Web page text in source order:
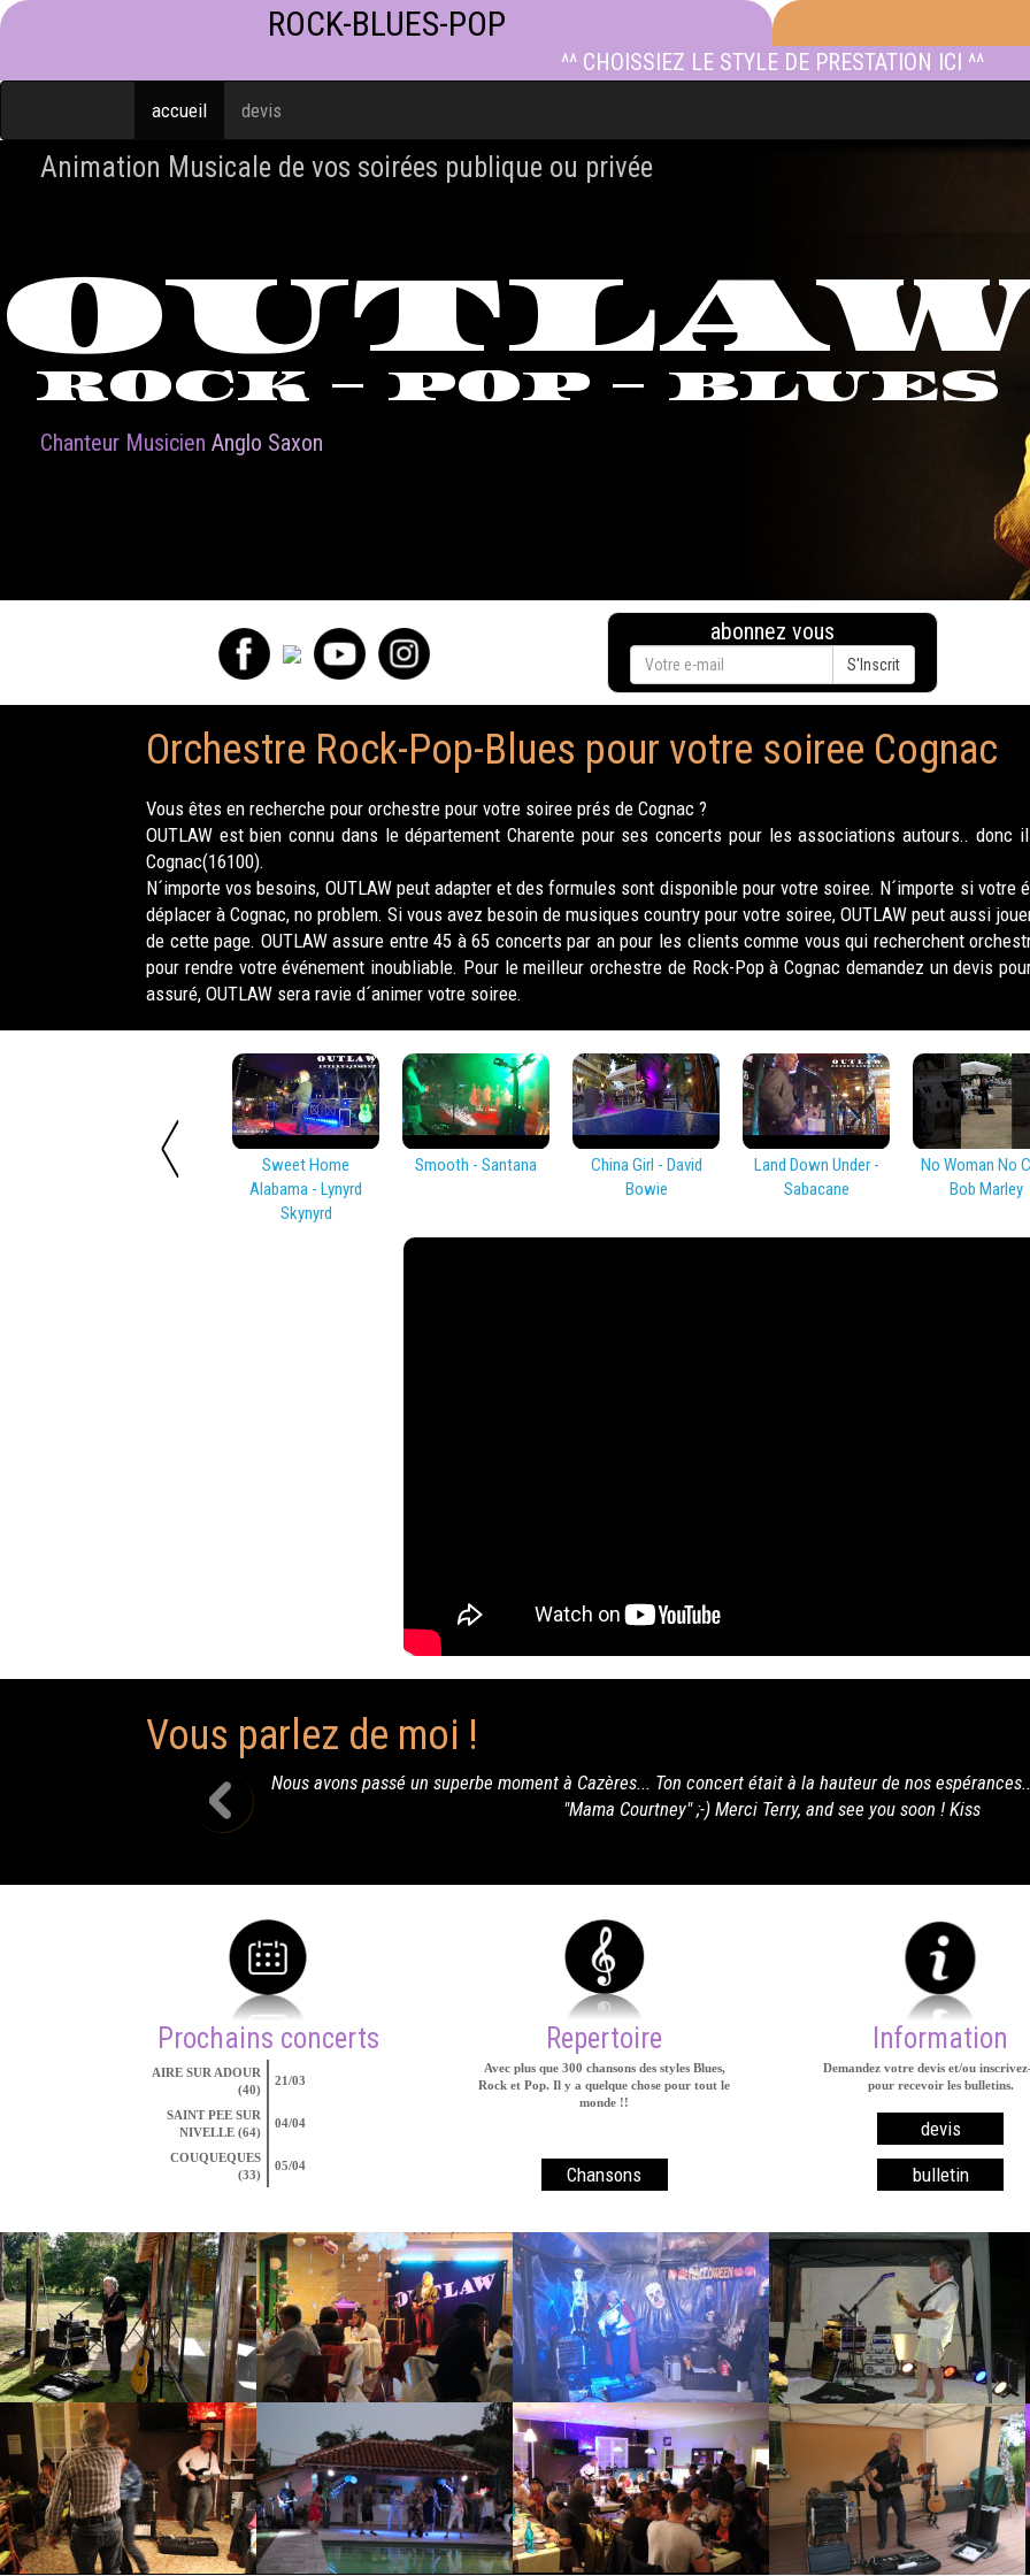
ROCK-BLUES-POP
^^ CHOISSIEZ LE STYLE DE PRESTATION ICI ^^
accueil devis
Animation Musicale de vos soirées publique ou privée
ROCK - POP - BLUES
Chanteur Musicien Anglo Saxon
abonnez vous
S'Inscrit
Orchestre Rock-Pop-Blues pour votre soiree Cognac
Vous êtes en recherche pour orchestre pour votre soiree prés de Cognac ?
OUTLAW est bien connu dans le département Charente pour ses concerts pour les associations autours..
Cognac(16100).
N´importe vos besoins, OUTLAW peut adapter et des formules sont disponible pour votre soiree. N´importe si votre
déplacer à Cognac, no problem. Si vous avez besoin de musiques country pour votre soiree, OUTLAW peut aussi
de cette page. OUTLAW assure entre 45 à 65 concerts par an pour les clients comme vous qui recherchent
pour rendre votre événement inoubliable. Pour le meilleur orchestre de Rock-Pop à Cognac demandez un devis
assuré, OUTLAW sera ravie d´animer votre soiree.
Sweet Home
Alabama - Lynyrd
Skynyrd
Smooth - Santana
China Girl - David
Bowie
Land Down Under -
Sabacane
No Woman No
Bob Marley
Vous parlez de moi !
Nous avons passé un superbe moment à Cazères... Ton concert était à la hauteur de nos espérances... J'ai adoré ton interprétation de
"Mama Courtney" ;-) Merci Terry, and see you soon ! Kiss
Prochains concerts
AIRE SUR ADOUR
(40)
21/03
SAINT PEE SUR
NIVELLE (64)
04/04
COUQUEQUES
(33)
05/04
Repertoire
Avec plus que 300 chansons des styles Blues,
Rock et Pop. Il y a quelque chose pour tout le
monde !!
Chansons
Information
Demandez votre devis et/ou
pour recevoir les bulletins.
devis
bulletin